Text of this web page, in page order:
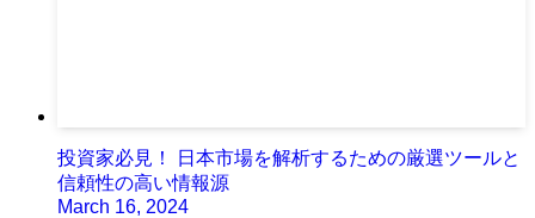
投資家必見！ 日本市場を解析するための厳選ツールと
信頼性の高い情報源
March 16, 2024